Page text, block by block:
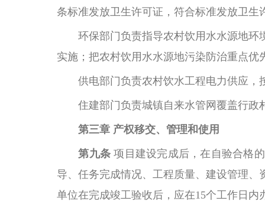
条标准发放卫生许可证，符合标准发放卫
环保部门负责指导农村饮用水水源地
实施；把农村饮用水水源地污染防治重点
供电部门负责农村饮水工程电力供应，
住建部门负责城镇自来水管网覆盖行政
第三章 产权移交、管理和使用
第九条 项目建设完成后，在自验合格
导、任务完成情况、工程质量、建设管理
单位在完成竣工验收后，应在15个工作日内